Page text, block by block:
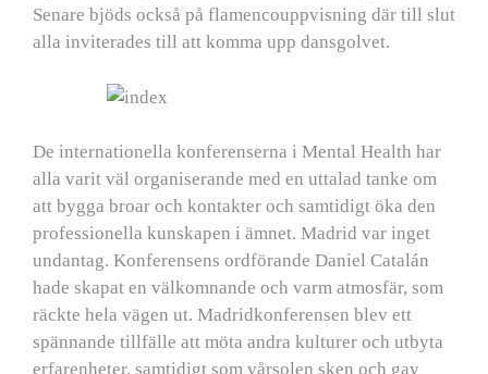
Senare bjöds också på flamencouppvisning där till slut
alla inviterades till att komma upp dansgolvet.
De internationella konferenserna i Mental Health har
alla varit väl organiserande med en uttalad tanke om
att bygga broar och kontakter och samtidigt öka den
professionella kunskapen i ämnet. Madrid var inget
undantag. Konferensens ordförande Daniel Catalán
hade skapat en välkomnande och varm atmosfär, som
räckte hela vägen ut. Madridkonferensen blev ett
spännande tillfälle att möta andra kulturer och utbyta
erfarenheter, samtidigt som vårsolen sken och gav